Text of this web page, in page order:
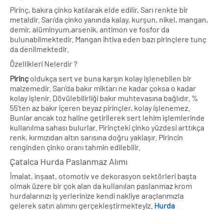
Pirinç, bakıra çinko katılarak elde edilir, Sarı renkte bir
metaldir. Sarı’da çinko yanında kalay, kurşun, nikel, mangan,
demir, alüminyum,arsenik, antimon ve fosfor da
bulunabilmektedir. Mangan ihtiva eden bazı pirinçlere tunç
da denilmektedir.
Özellikleri Nelerdir ?
Pirinç oldukça sert ve buna karşın kolay işlenebilen bir
malzemedir. Sarı’da bakır miktarı ne kadar çoksa o kadar
kolay işlenir. Dövülebilirliği bakır muhtevasına bağlıdır. %
55’ten az bakır içeren beyaz pirinçler, kolay işlenemez.
Bunlar ancak toz haline getirilerek sert lehim işlemlerinde
kullanılma sahası bulurlar. Pirinçteki çinko yüzdesi arttıkça
renk, kırmızıdan altın sarısına doğru yaklaşır. Pirincin
renginden çinko oranı tahmin edilebilir.
Çatalca Hurda Paslanmaz Alımı
İmalat, inşaat, otomotiv ve dekorasyon sektörleri başta
olmak üzere bir çok alan da kullanılan paslanmaz krom
hurdalarınızı iş yerlerinize kendi nakliye araçlarımızla
gelerek satın alımını gerçekleştirmekteyiz. Hurda